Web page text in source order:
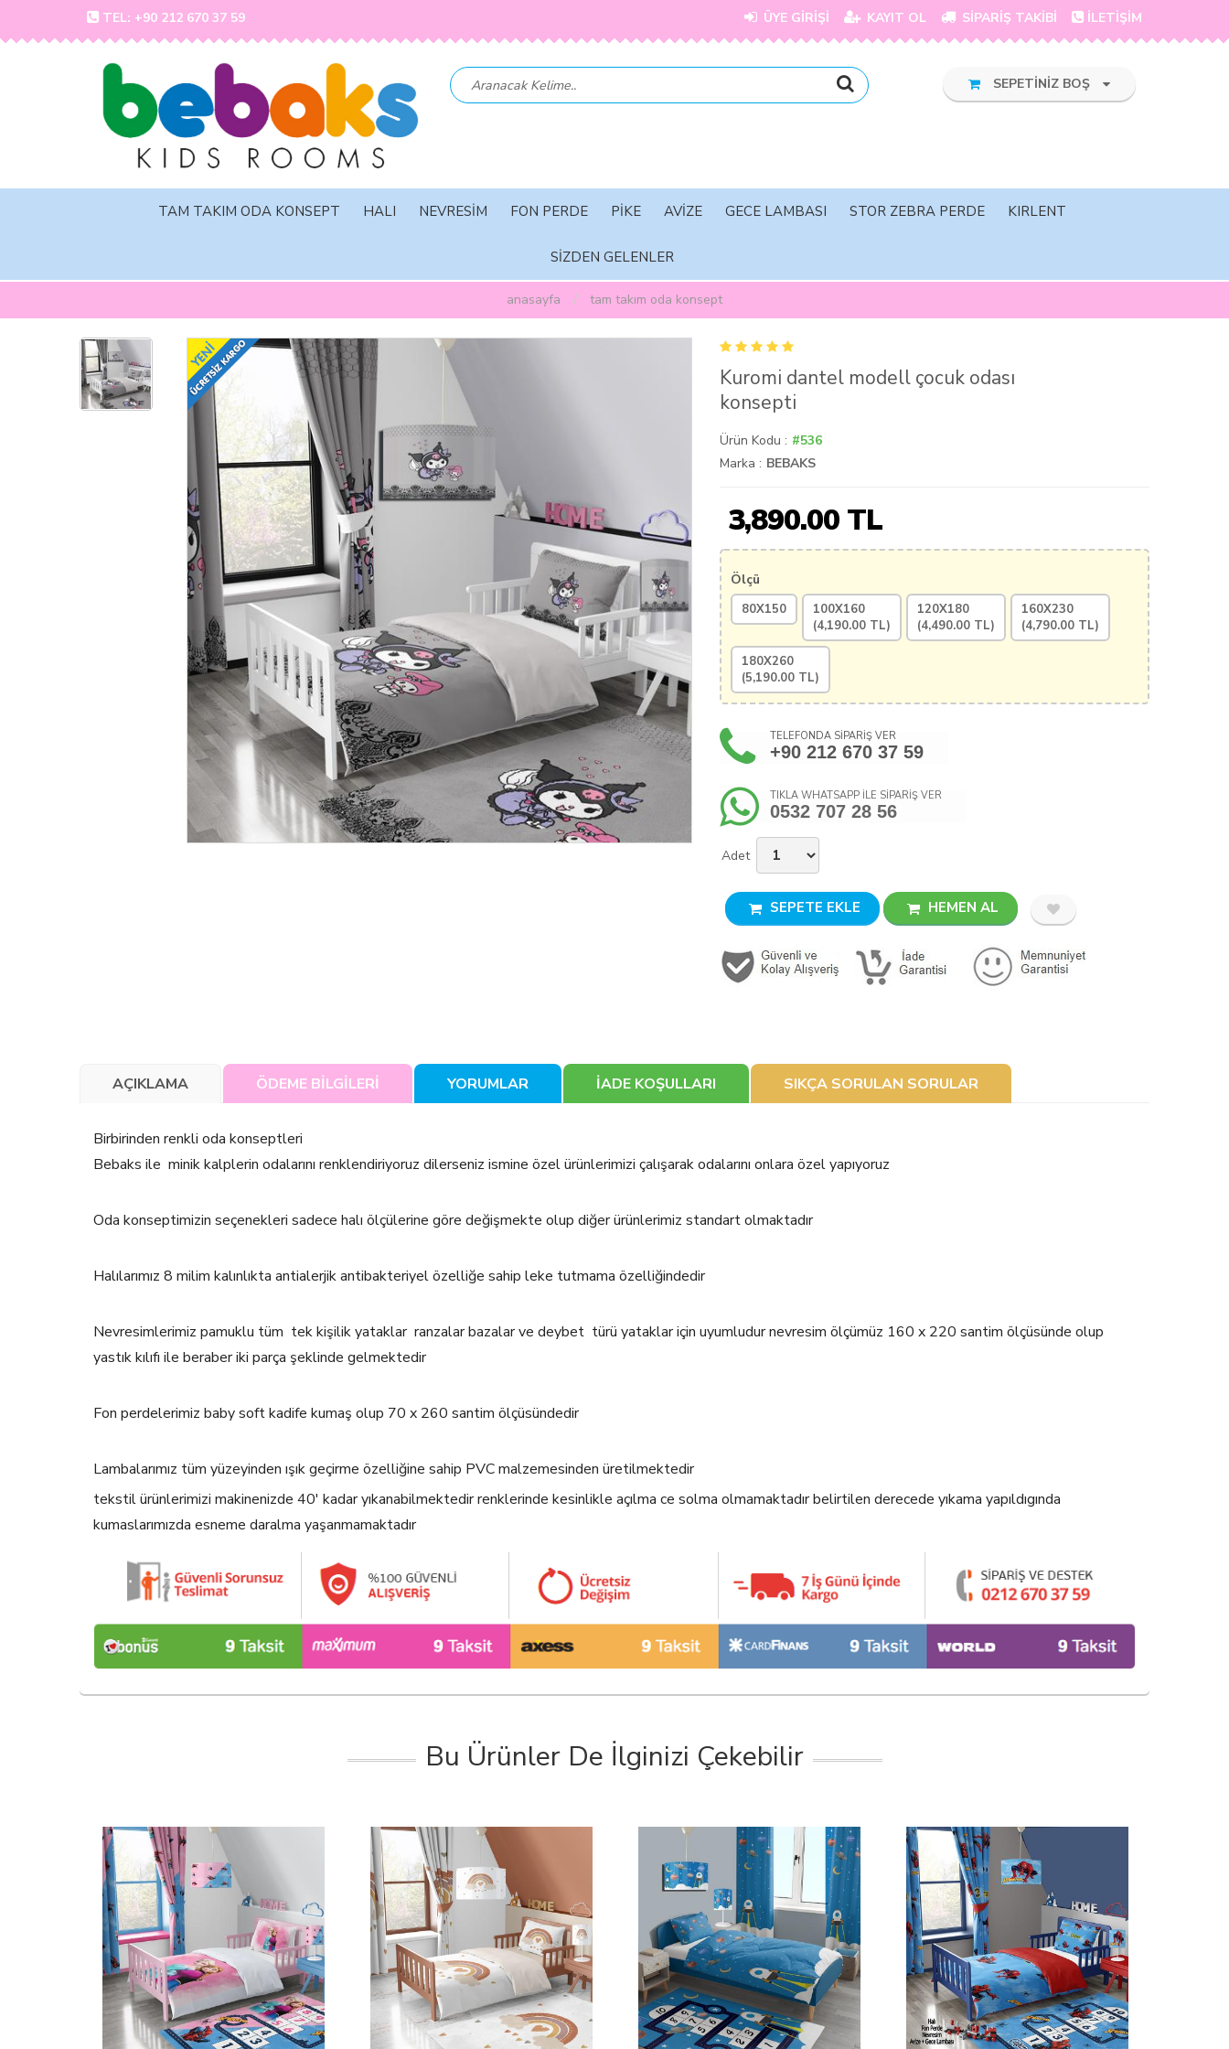
TEL: +90 212 670 37 59 ÜYE GİRİŞİ KAYIT OL SİPARİŞ TAKİBİ İLETİŞİM
SEPETİNİZ BOŞ
TAM TAKIM ODA KONSEPT HALI NEVRESİM FON PERDE PİKE AVİZE GECE LAMBASI STOR ZEBRA PERDE KIRLENT
SİZDEN GELENLER
anasayfa tam takim oda konsept
Kuromi dantel modell çocuk odası
konsepti
Ürün Kodu : #536
Marka : BEBAKS
3,890.00 TL
Ölçü
80X150
100X160
(4,190.00 TL)
120X180
(4,490.00 TL)
160X230
(4,790.00 TL)
180X260
(5,190.00 TL)
TELEFONDA SİPARİŞ VER
+90 212 670 37 59
TIKLA WHATSAPP İLE SİPARİŞ VER
0532 707 28 56
Adet
SEPETE EKLE HEMEN AL
AÇIKLAMA ÖDEME BİLGİLERİ YORUMLAR İADE KOŞULLARI SIKÇA SORULAN SORULAR
Birbirinden renkli oda konseptleri
Bebaks ile minik kalplerin odalarını renklendiriyoruz dilerseniz ismine özel ürünlerimizi çalışarak odalarını onlara özel yapıyoruz
Oda konseptimizin seçenekleri sadece halı ölçülerine göre değişmekte olup diğer ürünlerimiz standart olmaktadır
Halılarımız 8 milim kalınlıkta antialerjik antibakteriyel özelliğe sahip leke tutmama özelliğindedir
Nevresimlerimiz pamuklu tüm tek kişilik yataklar ranzalar bazalar ve deybet türü yataklar için uyumludur nevresim ölçümüz 160 x 220 santim ölçüsünde olup
yastık kılıfı ile beraber iki parça şeklinde gelmektedir
Fon perdelerimiz baby soft kadife kumaş olup 70 x 260 santim ölçüsündedir
Lambalarımız tüm yüzeyinden ışık geçirme özelliğine sahip PVC malzemesinden üretilmektedir
tekstil ürünlerimizi makinenizde 40' kadar yıkanabilmektedir renklerinde kesinlikle açılma ce solma olmamaktadır belirtilen derecede yıkama yapıldıgında
kumaslarımızda esneme daralma yaşanmamaktadır
Bu Ürünler De İlginizi Çekebilir